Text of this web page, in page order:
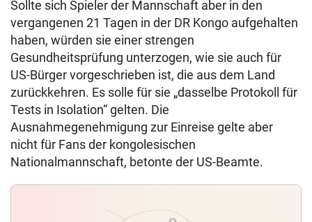
Sollte sich Spieler der Mannschaft aber in den
vergangenen 21 Tagen in der DR Kongo aufgehalten
haben, würden sie einer strengen
Gesundheitsprüfung unterzogen, wie sie auch für
US-Bürger vorgeschrieben ist, die aus dem Land
zurückkehren. Es solle für sie „dasselbe Protokoll für
Tests in Isolation“ gelten. Die
Ausnahmegenehmigung zur Einreise gelte aber
nicht für Fans der kongolesischen
Nationalmannschaft, betonte der US-Beamte.